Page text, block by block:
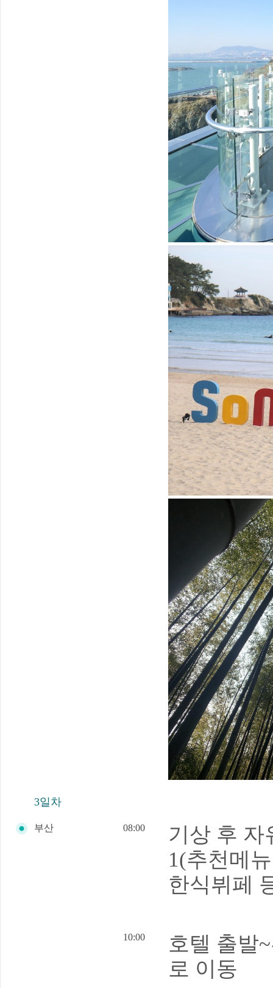
3일차
부산 08:00 기상 후 자
1(추천메
한식뷔페
10:00
호텔 출발
로 이동